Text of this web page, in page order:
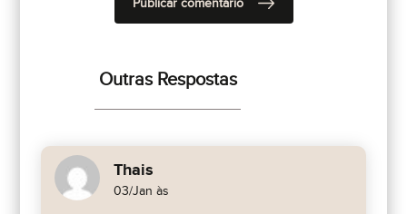
Outras Respostas
Thais
03/Jan às